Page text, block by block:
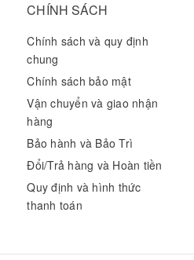
CHÍNH SÁCH
Chính sách và quy định
chung
Chính sách bảo mật
Vận chuyển và giao nhận
hàng
Bảo hành và Bảo Trì
Đổi/Trả hàng và Hoàn tiền
Quy định và hình thức
thanh toán